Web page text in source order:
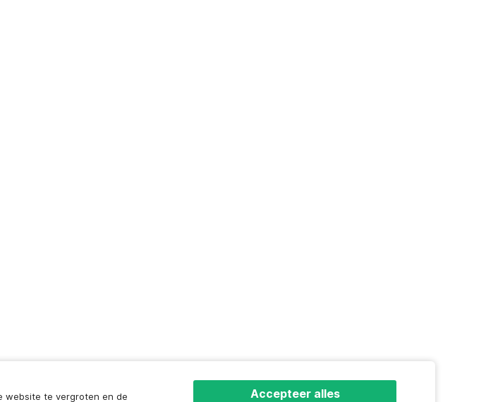
website te vergroten en de Accepteer alles